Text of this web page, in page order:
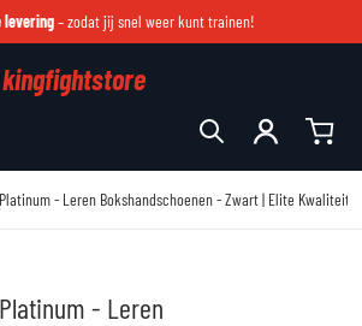
levering– zodat jij snel weer kunt trainen!
kingfightstore
- Leren Bokshandschoenen - Zwart | Elite Kwaliteit
- Leren